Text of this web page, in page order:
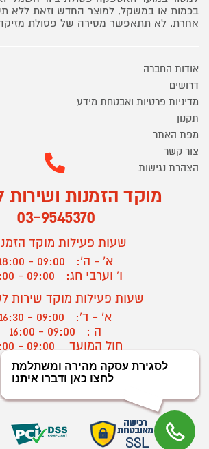
בכמות או במשקל, למוצר החדש וזאת ללא
אחרת. לא תתאפשר מסירה של פסולת
אודות החברה
דרושים
מדיניות פרטיות ואבטחת מידע
תקנון
מפת האתר
צור קשר
הצהרת נגישות
מוקד הזמנות ושירות
03-9545370
שעות פעילות מוקד
א' - ה':
09:00 - 18:00
ו' וערבי חג:
09:00 - 13:00
שעות פעילות מוקד שירות
א' - ד':
09:00 - 16:30
ה :
09:00 - 16:00
חול המועד
יצירת קשר/ביטול הזמנה